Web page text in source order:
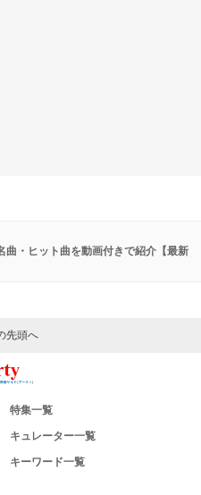
・ヒット曲を動画付きで紹介【最新
先頭へ
特集一覧
キュレーター一覧
キーワード一覧